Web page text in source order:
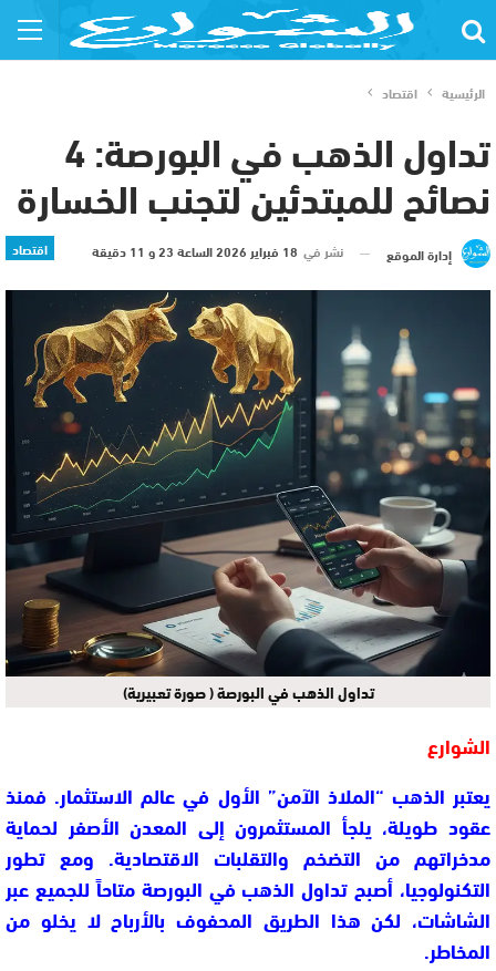
الرئيسية اقتصاد
تداول الذهب في البورصة: 4
نصائح للمبتدئين لتجنب الخسارة
اقتصاد إدارة الموقع نشر في 18 فبراير 2026 الساعة 23 و 11 دقيقة
تداول الذهب في البورصة ( صورة تعبيرية)
الشوارع
يعتبر الذهب “الملاذ الآمن” الأول في عالم الاستثمار. فمنذ
عقود طويلة، يلجأ المستثمرون إلى المعدن الأصفر لحماية
مدخراتهم من التضخم والتقلبات الاقتصادية. ومع تطور
التكنولوجيا، أصبحتداول الذهب في البورصةمتاحاً للجميع عبر
الشاشات، لكن هذا الطريق المحفوف بالأرباح لا يخلو من
المخاطر.